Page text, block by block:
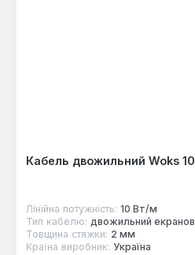
Кабель двожильний Woks
Лінійна потужність: 10 Вт/м
Тип кабелю: двожильний
Товщина стяжки: 2 мм
Країна виробник: Україна